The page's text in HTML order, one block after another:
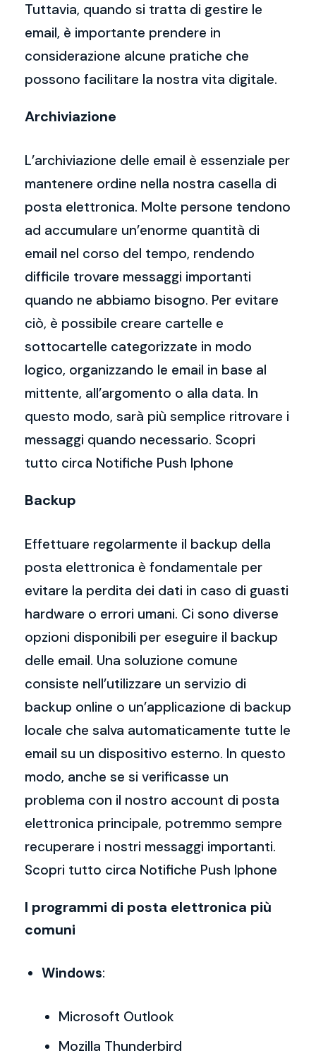
Tuttavia, quando si tratta di gestire le
email, è importante prendere in
considerazione alcune pratiche che
possono facilitare la nostra vita digitale.
Archiviazione
L’archiviazione delle email è essenziale per
mantenere ordine nella nostra casella di
posta elettronica. Molte persone tendono
ad accumulare un’enorme quantità di
email nel corso del tempo, rendendo
difficile trovare messaggi importanti
quando ne abbiamo bisogno. Per evitare
ciò, è possibile creare cartelle e
sottocartelle categorizzate in modo
logico, organizzando le email in base al
mittente, all’argomento o alla data. In
questo modo, sarà più semplice ritrovare i
messaggi quando necessario. Scopri
tutto circa Notifiche Push Iphone
Backup
Effettuare regolarmente il backup della
posta elettronica è fondamentale per
evitare la perdita dei dati in caso di guasti
hardware o errori umani. Ci sono diverse
opzioni disponibili per eseguire il backup
delle email. Una soluzione comune
consiste nell’utilizzare un servizio di
backup online o un’applicazione di backup
locale che salva automaticamente tutte le
email su un dispositivo esterno. In questo
modo, anche se si verificasse un
problema con il nostro account di posta
elettronica principale, potremmo sempre
recuperare i nostri messaggi importanti.
Scopri tutto circa Notifiche Push Iphone
I programmi di posta elettronica più
comuni
Windows:
Microsoft Outlook
Mozilla Thunderbird